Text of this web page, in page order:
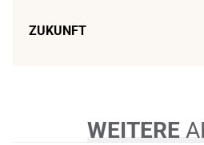
ZUKUNFT
WEITERE